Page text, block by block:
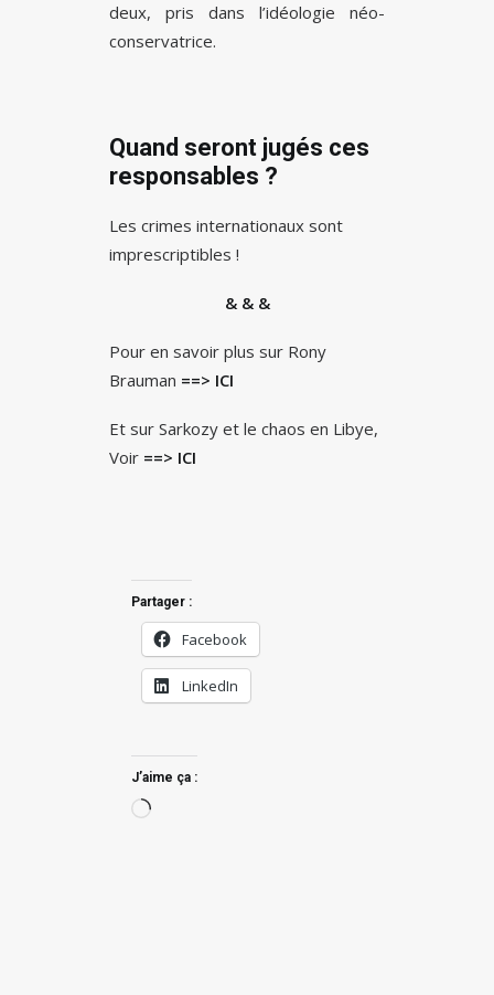
deux, pris dans l’idéologie néo-
conservatrice.
Quand seront jugés ces
responsables ?
Les crimes internationaux sont
imprescriptibles !
& & &
Pour en savoir plus sur Rony
Brauman ==> ICI
Et sur Sarkozy et le chaos en Libye,
Voir ==> ICI
Partager :
Facebook
LinkedIn
J’aime ça :
Chargement…